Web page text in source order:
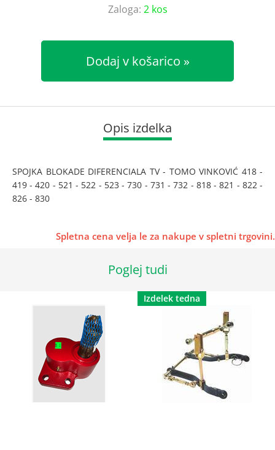
Zaloga: 2 kos
Dodaj v košarico
Opis izdelka
SPOJKA BLOKADE DIFERENCIALA TV - TOMO VINKOVIĆ 418 -
419 - 420 - 521 - 522 - 523 - 730 - 731 - 732 - 818 - 821 - 822 -
826 - 830
Spletna cena velja le za nakupe v spletni trgovini.
Poglej tudi
Izdelek tedna